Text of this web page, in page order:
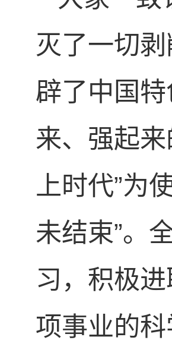
灭了一切
辟了中国
来、强起
上时代”为
未结束”。
习，积极
项事业的